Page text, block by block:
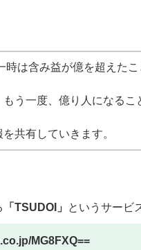
は含み益が億を超えた
う一度、億り人になる
共有していきます。
「TSUDOI」 というサービ
MG8FXQ==